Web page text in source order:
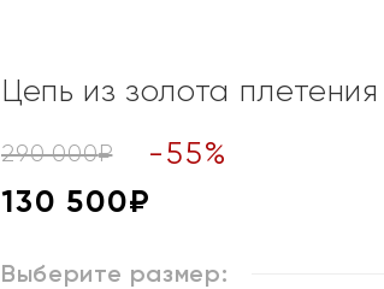
Цепь из золота
290 000₽ -55%
130 500₽
Выберите размер: